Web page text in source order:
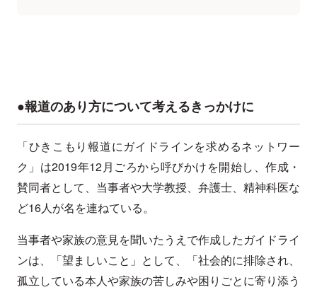
●報道のあり方について考えるきっかけに
「ひきこもり報道にガイドラインを求めるネットワー
ク」は2019年12月ごろから呼びかけを開始し、作成・
賛同者として、当事者や大学教授、弁護士、精神科医な
ど16人が名を連ねている。
当事者や家族の意見を聞いたうえで作成したガイドライ
ンは、「望ましいこと」として、「社会的に排除され、
孤立している本人や家族の苦しみや困りごとに寄り添う